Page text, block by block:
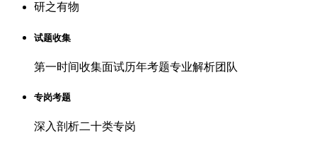
研之有物
试题收集
第一时间收集面试历年考题专业解析团队
专岗考题
深入剖析二十类专岗